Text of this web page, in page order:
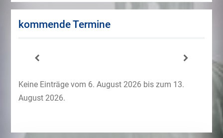
kommende Termine
Keine Einträge vom 6. August 2026 bis zum 13.
August 2026.